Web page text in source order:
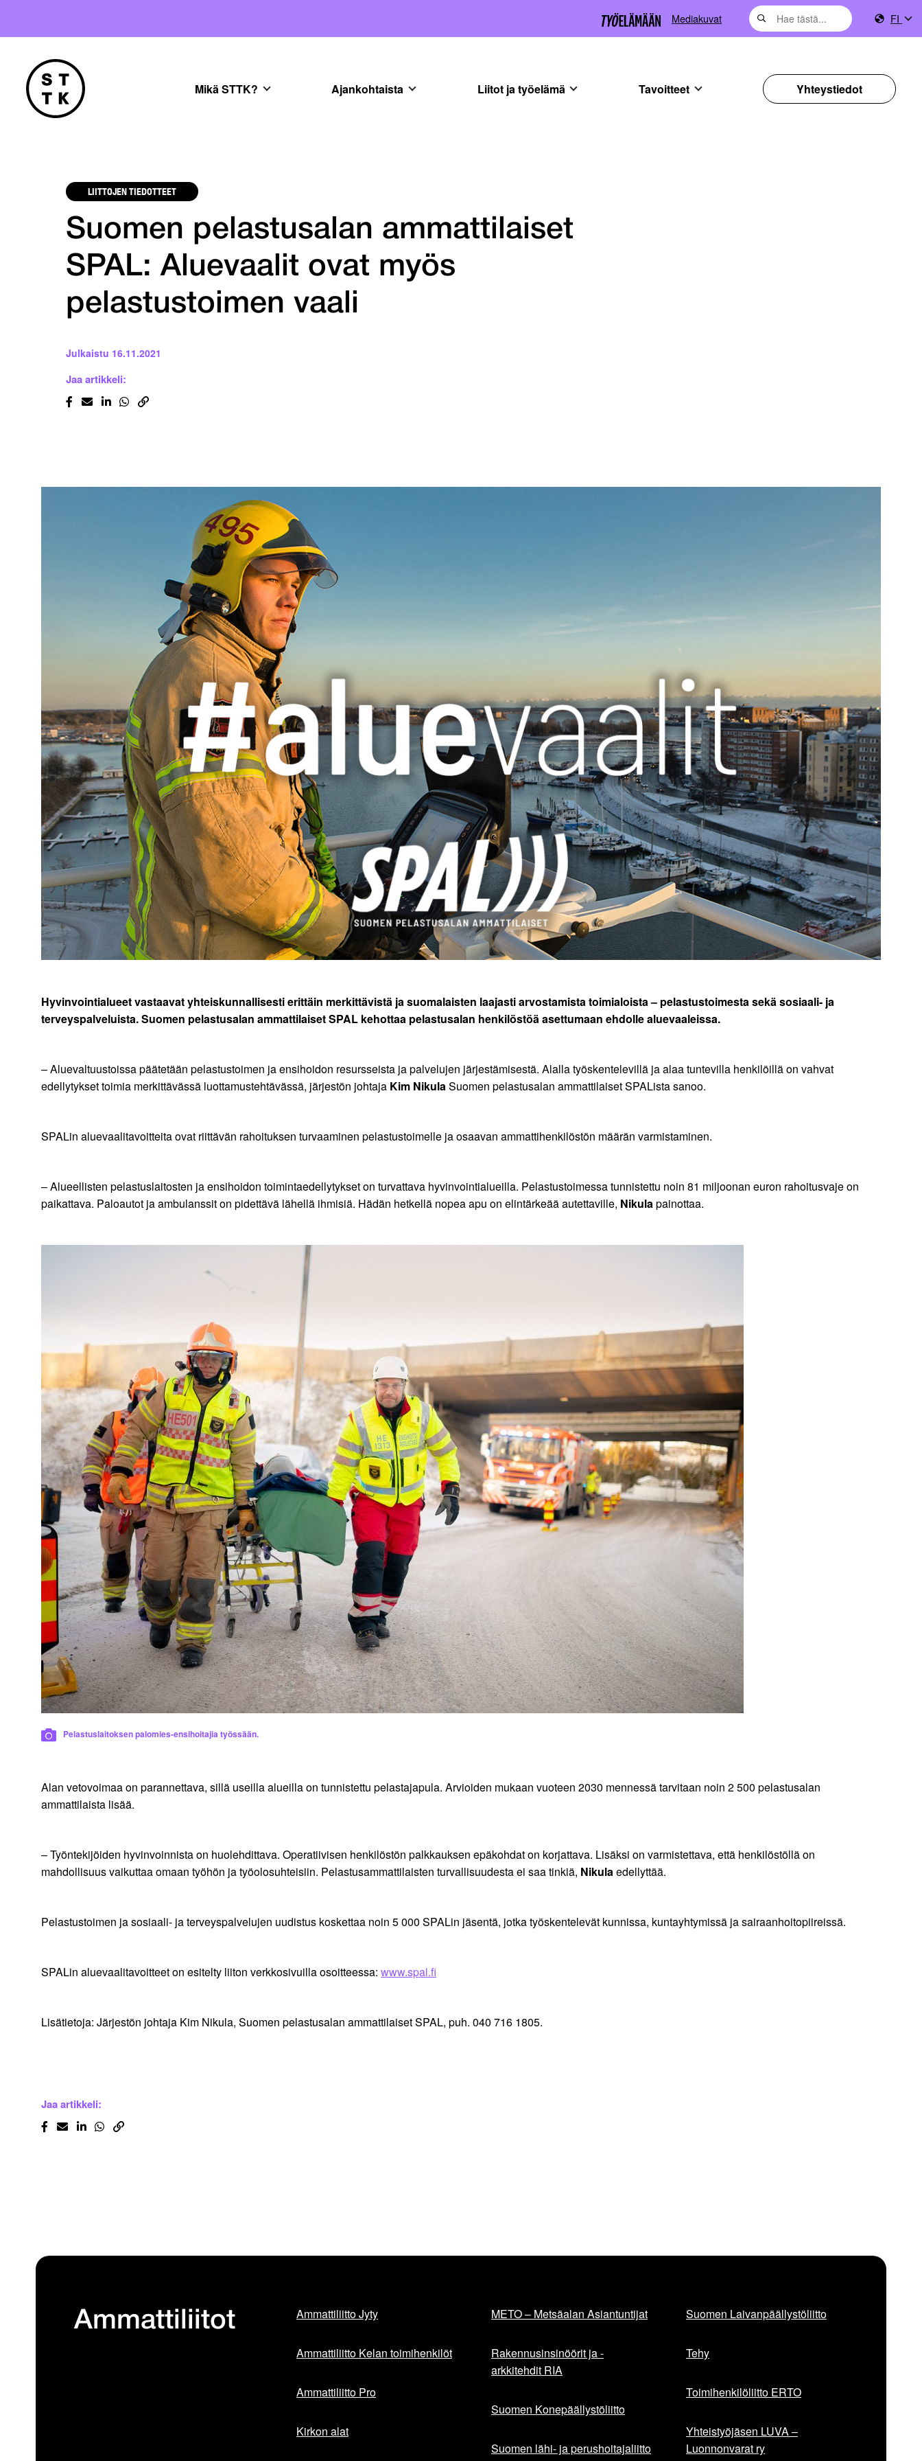
Mediakuvat FI
Mikä STTK? Ajankohtaista Liitot ja työelämä Tavoitteet Yhteystiedot
LIITTOJEN TIEDOTTEET
Suomen pelastusalan ammattilaiset
SPAL: Aluevaalit ovat myös
pelastustoimen vaali
Julkaistu 16.11.2021
Jaa artikkeli:
Hyvinvointialueet vastaavat yhteiskunnallisesti erittäin merkittävistä ja suomalaisten laajasti arvostamista toimialoista – pelastustoimesta sekä sosiaali- ja
terveyspalveluista. Suomen pelastusalan ammattilaiset SPAL kehottaa pelastusalan henkilöstöä asettumaan ehdolle aluevaaleissa.
– Aluevaltuustoissa päätetään pelastustoimen ja ensihoidon resursseista ja palvelujen järjestämisestä. Alalla työskentelevillä ja alaa tuntevilla henkilöillä on vahvat
edellytykset toimia merkittävässä luottamustehtävässä, järjestön johtaja Kim NikulaSuomen pelastusalan ammattilaiset SPALista sanoo.
SPALin aluevaalitavoitteita ovat riittävän rahoituksen turvaaminen pelastustoimelle ja osaavan ammattihenkilöstön määrän varmistaminen.
– Alueellisten pelastuslaitosten ja ensihoidon toimintaedellytykset on turvattava hyvinvointialueilla. Pelastustoimessa tunnistettu noin 81 miljoonan euron rahoitusvaje on
paikattava. Paloautot ja ambulanssit on pidettävä lähellä ihmisiä. Hädän hetkellä nopea apu on elintärkeää autettaville, Nikulapainottaa.
Pelastuslaitoksen palomies-ensihoitajia työssään.
Alan vetovoimaa on parannettava, sillä useilla alueilla on tunnistettu pelastajapula. Arvioiden mukaan vuoteen 2030 mennessä tarvitaan noin 2 500 pelastusalan
ammattilaista lisää.
– Työntekijöiden hyvinvoinnista on huolehdittava. Operatiivisen henkilöstön palkkauksen epäkohdat on korjattava. Lisäksi on varmistettava, että henkilöstöllä on
mahdollisuus vaikuttaa omaan työhön ja työolosuhteisiin. Pelastusammattilaisten turvallisuudesta ei saa tinkiä, Nikulaedellyttää.
Pelastustoimen ja sosiaali- ja terveyspalvelujen uudistus koskettaa noin 5 000 SPALin jäsentä, jotka työskentelevät kunnissa, kuntayhtymissä ja sairaanhoitopiireissä.
SPALin aluevaalitavoitteet on esitelty liiton verkkosivuilla osoitteessa: www.spal.fi
Lisätietoja: Järjestön johtaja Kim Nikula, Suomen pelastusalan ammattilaiset SPAL, puh. 040 716 1805.
Jaa artikkeli:
Ammattiliitot Ammattiliitto Jyty
Ammattiliitto Kelan toimihenkilöt
Ammattiliitto Pro
Kirkon alat
METO – Metsäalan Asiantuntijat
Rakennusinsinöörit ja -
arkkitehdit RIA
Suomen Konepäällystöliitto
Suomen lähi- ja perushoitajaliitto
Suomen Laivanpäällystöliitto
Tehy
Toimihenkilöliitto ERTO
Yhteistyöjäsen LUVA –
Luonnonvarat ry